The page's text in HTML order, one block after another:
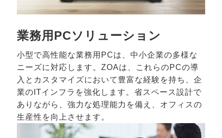
業務用PCソリューション
小型で高性能な業務用PCは、中小企業の多様な
ニーズに対応します。ZOAは、これらのPCの導
入とカスタマイズにおいて豊富な経験を持ち、企
業のITインフラを強化します。省スペース設計で
ありながら、強力な処理能力を備え、オフィスの
生産性を向上させます。